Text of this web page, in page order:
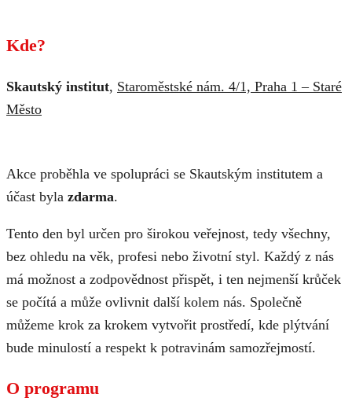
Kde?
Skautský institut, Staroměstské nám. 4/1, Praha 1 – Staré
Město
Akce proběhla ve spolupráci se Skautským institutem a
účast byla zdarma.
Tento den byl určen pro širokou veřejnost, tedy všechny,
bez ohledu na věk, profesi nebo životní styl. Každý z nás
má možnost a zodpovědnost přispět, i ten nejmenší krůček
se počítá a může ovlivnit další kolem nás. Společně
můžeme krok za krokem vytvořit prostředí, kde plýtvání
bude minulostí a respekt k potravinám samozřejmostí.
O programu